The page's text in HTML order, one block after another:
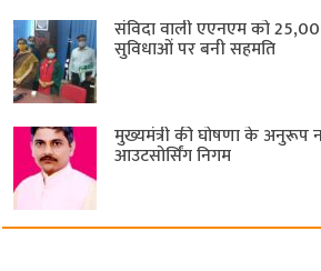
संविदा वाली एएनएम को
सुविधाओं पर बनी सहमति
मुख्यमंत्री की घोषणा के अनुरूप
आउटसोर्सिंग निगम